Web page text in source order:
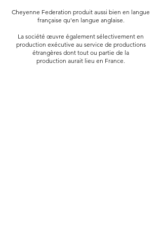
Cheyenne Federation produit aussi bien en langue
française qu'en langue anglaise.
La société œuvre également sélectivement en
production exécutive au service de productions
étrangères dont tout ou partie de la
production aurait lieu en France.